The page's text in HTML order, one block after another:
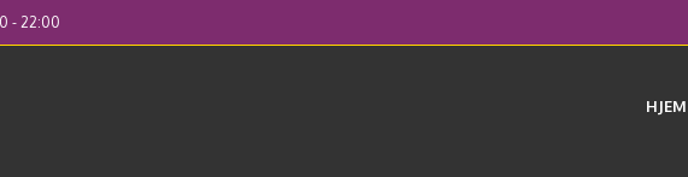
- 22:00
HJEM